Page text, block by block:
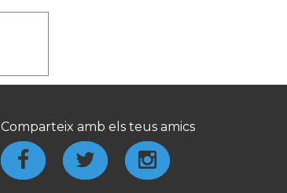
Comparteix amb els teus amics